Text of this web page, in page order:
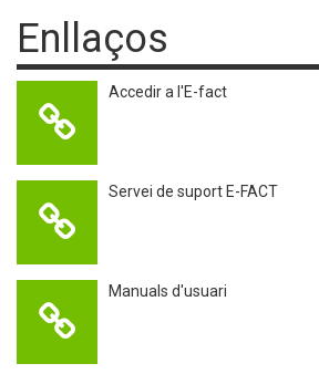
Enllaços
Accedir a l'E-fact
Servei de suport E-FACT
Manuals d'usuari